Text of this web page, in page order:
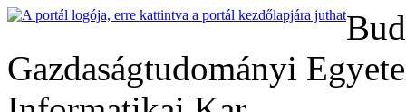
Gazdaságtudományi